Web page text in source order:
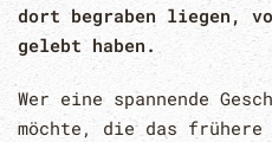
dort begraben liegen,
gelebt haben.
Wer eine spannende
möchte, die das frühere